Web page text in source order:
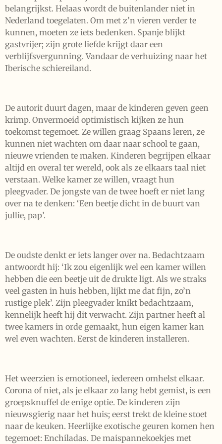
belangrijkst. Helaas wordt de buitenlander niet in
Nederland toegelaten. Om met z’n vieren verder te
kunnen, moeten ze iets bedenken. Spanje blijkt
gastvrijer; zijn grote liefde krijgt daar een
verblijfsvergunning. Vandaar de verhuizing naar het
Iberische schiereiland.
De autorit duurt dagen, maar de kinderen geven geen
krimp. Onvermoeid optimistisch kijken ze hun
toekomst tegemoet. Ze willen graag Spaans leren, ze
kunnen niet wachten om daar naar school te gaan,
nieuwe vrienden te maken. Kinderen begrijpen elkaar
altijd en overal ter wereld, ook als ze elkaars taal niet
verstaan. Welke kamer ze willen, vraagt hun
pleegvader. De jongste van de twee hoeft er niet lang
over na te denken: ‘Een beetje dicht in de buurt van
jullie, pap’.
De oudste denkt er iets langer over na. Bedachtzaam
antwoordt hij: ‘Ik zou eigenlijk wel een kamer willen
hebben die een beetje uit de drukte ligt. Als we straks
veel gasten in huis hebben, lijkt me dat fijn, zo’n
rustige plek’. Zijn pleegvader knikt bedachtzaam,
kennelijk heeft hij dit verwacht. Zijn partner heeft al
twee kamers in orde gemaakt, hun eigen kamer kan
wel even wachten. Eerst de kinderen installeren.
Het weerzien is emotioneel, iedereen omhelst elkaar.
Corona of niet, als je elkaar zo lang hebt gemist, is een
groepsknuffel de enige optie. De kinderen zijn
nieuwsgierig naar het huis; eerst trekt de kleine stoet
naar de keuken. Heerlijke exotische geuren komen hen
tegemoet: Enchiladas. De maispannekoekjes met